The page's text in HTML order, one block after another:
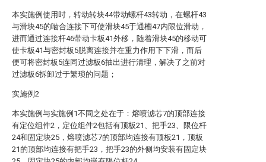
本实施例使用时，转动转块44带动螺杆43转动，在螺杆43
与滑块45的啮合连接下可使滑块45于通槽47内限位滑动，
进而通过连接杆46带动卡板41外移，随着滑块45的移动可
使卡板41与密封板5脱离连接并在重力作用下下滑，而后
便可将密封板5连同过滤板6抽出进行清理，解决了之前对
过滤板6拆卸过于繁琐的问题；
实施例2
本实施例与实施例1不同之处在于：熔喷滤芯7的顶部连接
有定位组件2，定位组件2包括有顶板21、把手23、限位杆
24和固定块25，熔喷滤芯7的顶部均连接有顶板21，顶板
21的顶部均连接有把手23，把手23的外侧均安装有固定块